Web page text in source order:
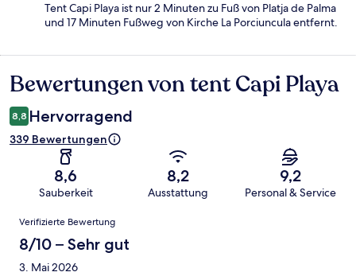
Tent Capi Playa ist nur 2 Minuten zu Fuß von Platja de Palma
und 17 Minuten Fußweg von Kirche La Porciuncula entfernt.
Bewertungen
Bewertungen von tent Capi Playa
8,8 Hervorragend
339 Bewertungen
8,6
Sauberkeit
8,2
Ausstattung
9,2
Personal & Service
Bewertungen
Verifizierte Bewertung
8/10 – Sehr gut
3. Mai 2026